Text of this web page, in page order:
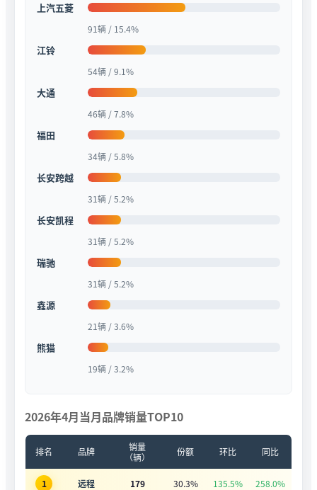
上汽五菱
91辆 / 15.4%
江铃
54辆 / 9.1%
大通
46辆 / 7.8%
福田
34辆 / 5.8%
长安跨越
31辆 / 5.2%
长安凯程
31辆 / 5.2%
瑞驰
31辆 / 5.2%
鑫源
21辆 / 3.6%
熊猫
19辆 / 3.2%
2026年4月当月品牌销量TOP10
排名 品牌
销量
（辆）
份额 环比 同比
1 远程 179 30.3% 135.5% 258.0%